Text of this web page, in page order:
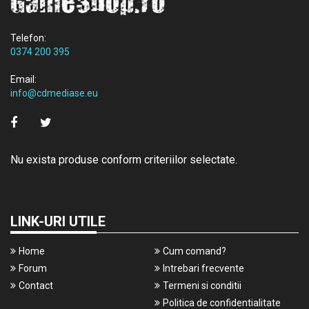
Telefon:
0374 200 395
Email:
info@cdmediase.eu
Nu exista produse conform criteriilor selectate.
LINK-URI UTILE
Home
Forum
Contact
Cum comand?
Intrebari frecvente
Termeni si conditii
Politica de confidentialitate